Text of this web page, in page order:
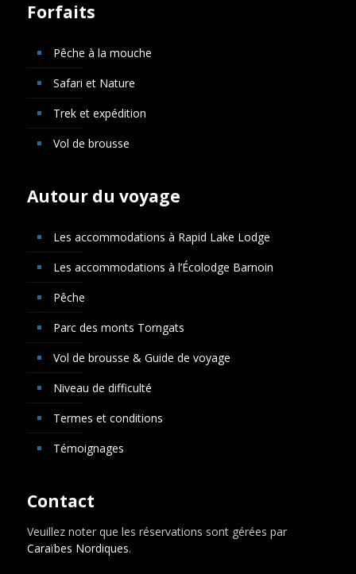
Forfaits
Pêche à la mouche
Safari et Nature
Trek et expédition
Vol de brousse
Autour du voyage
Les accommodations à Rapid Lake Lodge
Les accommodations à l’Écolodge Barnoin
Pêche
Parc des monts Torngats
Vol de brousse & Guide de voyage
Niveau de difficulté
Termes et conditions
Témoignages
Contact
Veuillez noter que les réservations sont gérées par
Caraïbes Nordiques.